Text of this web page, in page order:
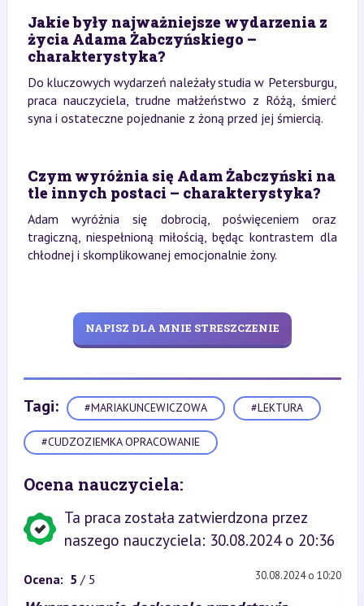
Jakie były najważniejsze wydarzenia z
życia Adama Żabczyńskiego –
charakterystyka?
Do kluczowych wydarzeń należały studia w Petersburgu,
praca nauczyciela, trudne małżeństwo z Różą, śmierć
syna i ostateczne pojednanie z żoną przed jej śmiercią.
Czym wyróżnia się Adam Żabczyński na
tle innych postaci – charakterystyka?
Adam wyróżnia się dobrocią, poświęceniem oraz
tragiczną, niespełnioną miłością, będąc kontrastem dla
chłodnej i skomplikowanej emocjonalnie żony.
NAPISZ DLA MNIE STRESZCZENIE
Tagi: #MARIAKUNCEWICZOWA #LEKTURA
#CUDZOZIEMKA OPRACOWANIE
Ocena nauczyciela:
Ta praca została zatwierdzona przez
naszego nauczyciela: 30.08.2024 o 20:36
Ocena: 5 / 5 30.08.2024 o 10:20